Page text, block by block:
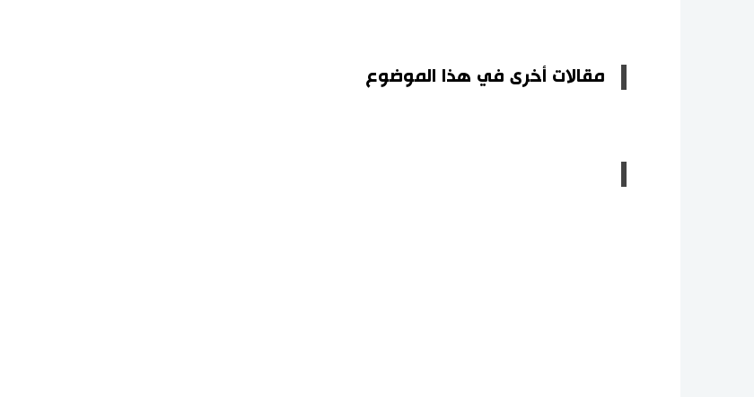
مقالات أخرى في هذا الموضوع